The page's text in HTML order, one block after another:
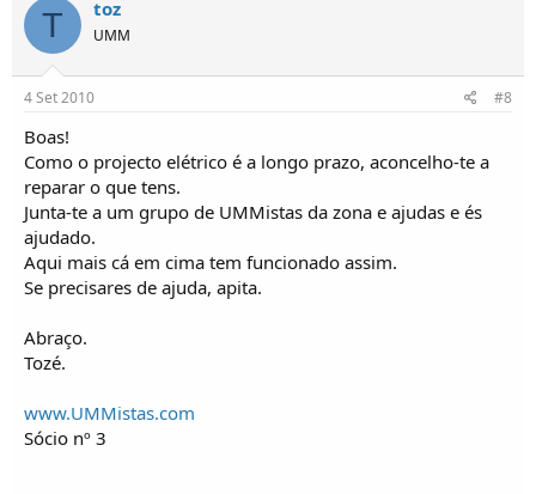
T toz
UMM
4 Set 2010 #8
Boas!
Como o projecto elétrico é a longo prazo, aconcelho-te a
reparar o que tens.
Junta-te a um grupo de UMMistas da zona e ajudas e és
ajudado.
Aqui mais cá em cima tem funcionado assim.
Se precisares de ajuda, apita.
Abraço.
Tozé.
www.UMMistas.com
Sócio nº 3